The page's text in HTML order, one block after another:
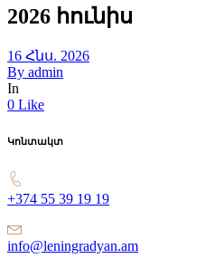
2026 հունիս
16 Հնս. 2026
By admin
In
0 Like
Կոնտակտ
+374 55 39 19 19
info@leningradyan.am